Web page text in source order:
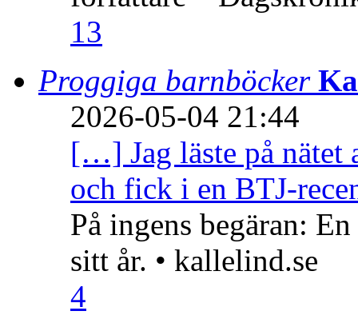
13
Proggiga barnböcker
2026-05-04 21:44
[…] Jag läste på nätet
och fick i en BTJ-
På ingens begäran:
sitt år. • kallelind.se
4